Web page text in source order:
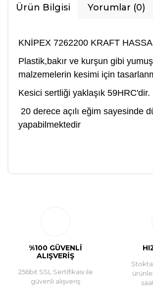
Ürün Bilgisi Yorumlar (0)
KNİPEX 7262200 KRAFT
Plastik,bakır ve kurşun gibi
malzemelerin kesimi için
Kesici sertliği yaklaşık 59HRC'dir.
20 derece açılı eğim sayesinde
yapabilmektedir
%100 GÜVENLİ
ALIŞVERİŞ
256bit SSL Sertifikası ile
güvenli alışveriş